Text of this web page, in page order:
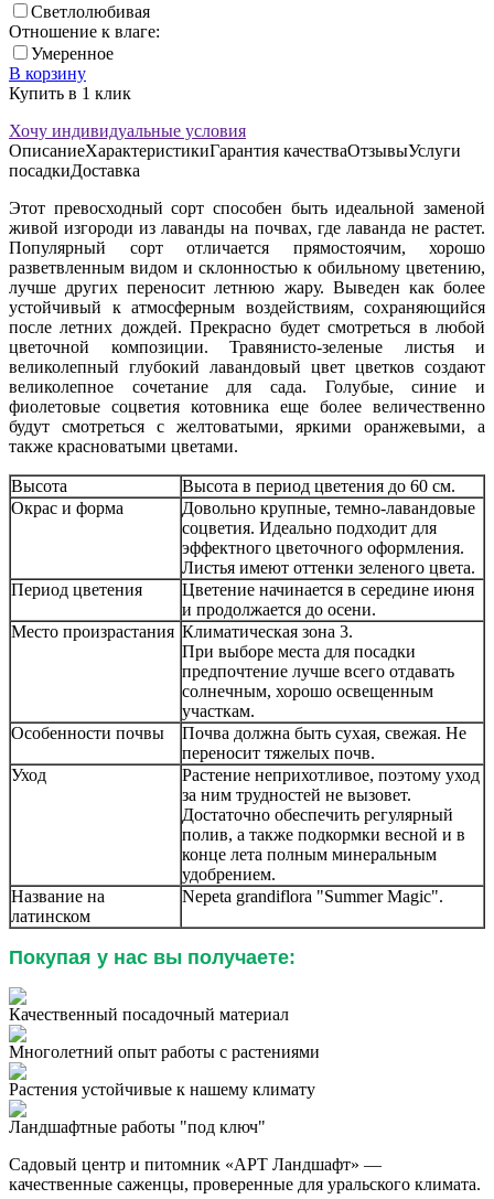
Светлолюбивая
Отношение к влаге:
Умеренное
В корзину
Купить в 1 клик
Хочу индивидуальные условия
ОписаниеХарактеристикиГарантия качестваОтзывыУслуги
посадкиДоставка
Этот превосходный сорт способен быть идеальной заменой
живой изгороди из лаванды на почвах, где лаванда не растет.
Популярный сорт отличается прямостоячим, хорошо
разветвленным видом и склонностью к обильному цветению,
лучше других переносит летнюю жару. Выведен как более
устойчивый к атмосферным воздействиям, сохраняющийся
после летних дождей. Прекрасно будет смотреться в любой
цветочной композиции. Травянисто-зеленые листья и
великолепный глубокий лавандовый цвет цветков создают
великолепное сочетание для сада. Голубые, синие и
фиолетовые соцветия котовника еще более величественно
будут смотреться с желтоватыми, яркими оранжевыми, а
также красноватыми цветами.
Высота
Высота в период цветения до 60 см.
Окрас и форма
Довольно крупные, темно-лавандовые
соцветия. Идеально подходит для
эффектного цветочного оформления.
Листья имеют оттенки зеленого цвета.
Период цветения
Цветение начинается в середине июня
и продолжается до осени.
Место произрастания Климатическая зона 3.
При выборе места для посадки
предпочтение лучше всего отдавать
солнечным, хорошо освещенным
участкам.
Особенности почвы
Почва должна быть сухая, свежая. Не
переносит тяжелых почв.
Уход
Растение неприхотливое, поэтому уход
за ним трудностей не вызовет.
Достаточно обеспечить регулярный
полив, а также подкормки весной и в
конце лета полным минеральным
удобрением.
Название на
латинском
Nepeta grandiflora "Summer Magic".
Покупая у нас вы получаете:
Качественный посадочный материал
Многолетний опыт работы с растениями
Растения устойчивые к нашему климату
Ландшафтные работы "под ключ"
Садовый центр и питомник «АРТ Ландшафт» —
качественные саженцы, проверенные для уральского климата.